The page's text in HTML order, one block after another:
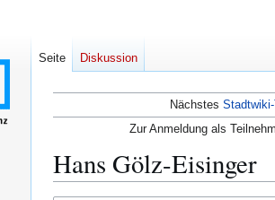
Nächstes
Zur Anmeldung als
Hans Gölz-Eisinger
Seite Diskussion